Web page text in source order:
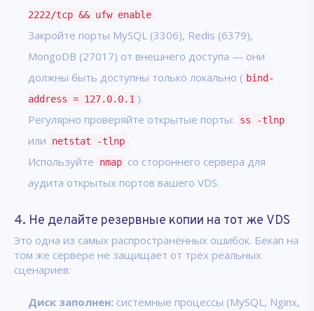
2222/tcp && ufw enable
Закройте порты MySQL (3306), Redis (6379),
MongoDB (27017) от внешнего доступа — они
должны быть доступны только локально ( bind-
address = 127.0.0.1 ).
Регулярно проверяйте открытые порты:
ss -tlnp
или netstat -tlnp .
Используйте
nmap со стороннего сервера для
аудита открытых портов вашего VDS.
4. Не делайте резервные копии на тот же VDS
Это одна из самых распространённых ошибок. Бекап на
том же сервере не защищает от трёх реальных
сценариев:
Диск заполнен: системные процессы (MySQL, Nginx,